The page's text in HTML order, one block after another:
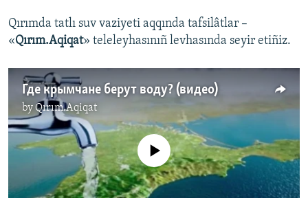
Qırımda tatlı suv vaziyeti aqqında tafsilâtlar –
«Qırım.Aqiqat» teleleyhasınıñ levhasında seyir etiñiz.
Где крымчане берут воду? (видео)
by Qırım.Aqiqat
No media source currently available